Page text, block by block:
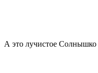
А это лучистое